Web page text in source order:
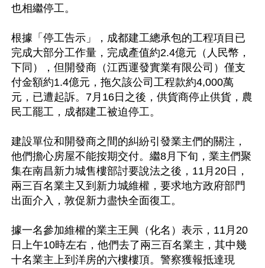
也相繼停工。
根據「停工告示」，成都建工總承包的工程項目已
完成大部分工作量，完成產值約2.4億元（人民幣，
下同），但開發商（江西運發實業有限公司）僅支
付金額約1.4億元，拖欠該公司工程款約4,000萬
元，已遭起訴。7月16日之後，供貨商停止供貨，農
民工罷工，成都建工被迫停工。
建設單位和開發商之間的糾紛引發業主們的關注，
他們擔心房屋不能按期交付。繼8月下旬，業主們聚
集在南昌新力城售樓部討要說法之後，11月20日，
兩三百名業主又到新力城維權，要求地方政府部門
出面介入，敦促新力盡快全面復工。
據一名參加維權的業主王興（化名）表示，11月20
日上午10時左右，他們去了兩三百名業主，其中幾
十名業主上到洋房的六樓樓頂。警察獲報抵達現